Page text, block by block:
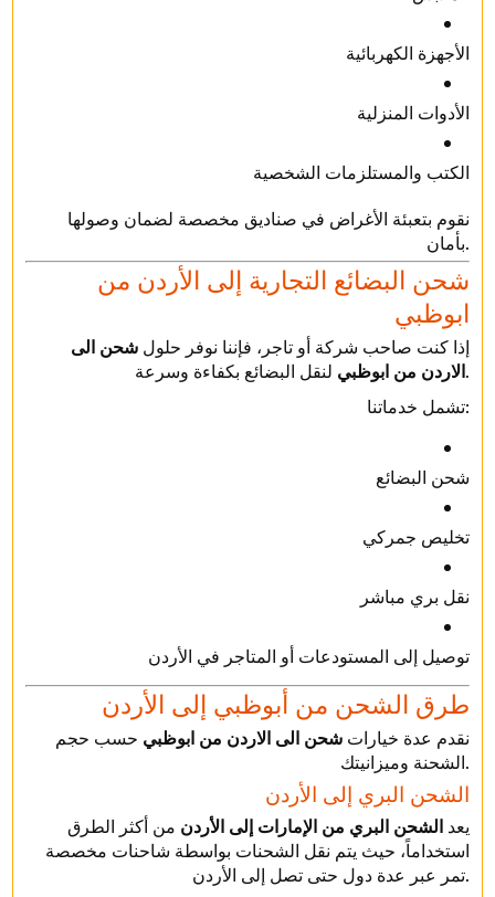
الأجهزة الكهربائية
الأدوات المنزلية
الكتب والمستلزمات الشخصية
نقوم بتعبئة الأغراض في صناديق مخصصة لضمان وصولها
بأمان.
ابوظبي
إذا كنت صاحب شركة أو تاجر، فإننا نوفر حلول شحن الى
الاردن من ابوظبيلنقل البضائع بكفاءة وسرعة.
تشمل خدماتنا:
شحن البضائع
تخليص جمركي
نقل بري مباشر
توصيل إلى المستودعات أو المتاجر في الأردن
طرق الشحن من أبوظبي إلى الأردن
نقدم عدة خيارات شحن الى الاردن من ابوظبي حسب حجم
الشحنة وميزانيتك.
الشحن البري إلى الأردن
يعد الشحن البري من الإمارات إلى الأردن من أكثر الطرق
استخداماً، حيث يتم نقل الشحنات بواسطة شاحنات مخصصة
تمر عبر عدة دول حتى تصل إلى الأردن.